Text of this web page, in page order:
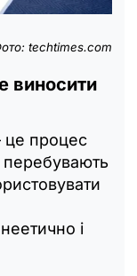
techtimes.com
виносити
процес
перебувають
і